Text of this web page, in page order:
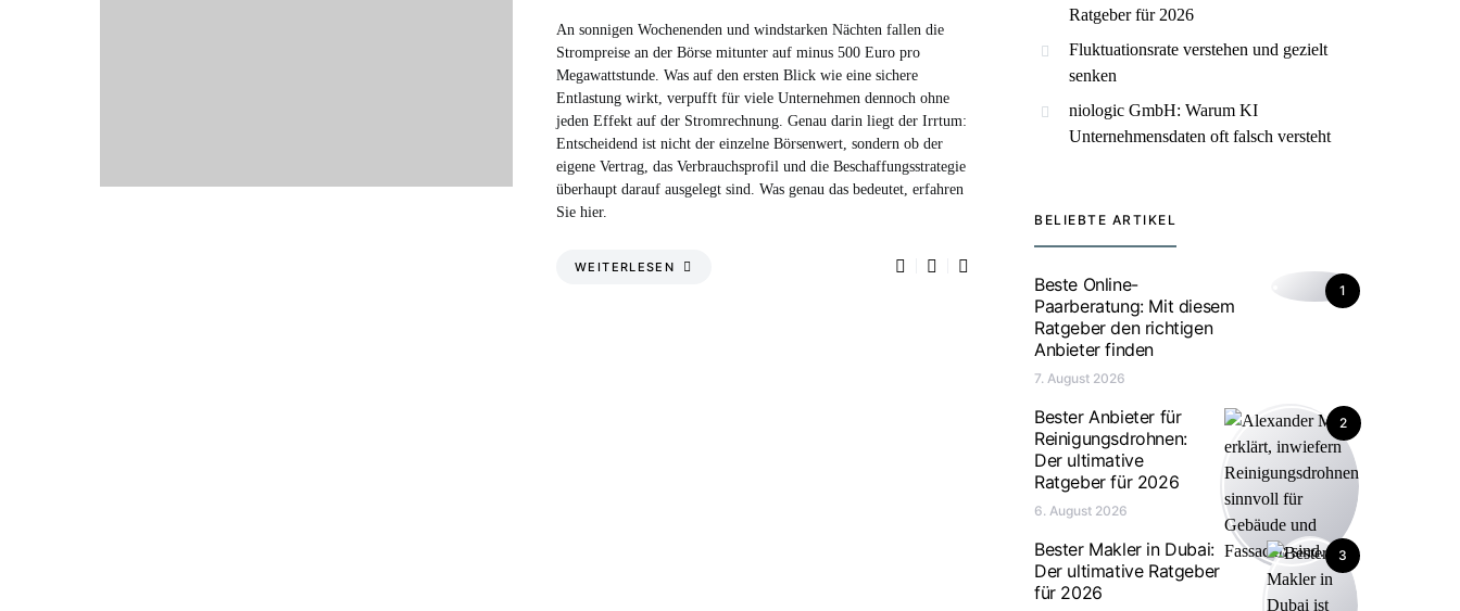
An sonnigen Wochenenden und windstarken Nächten fallen die
Strompreise an der Börse mitunter auf minus 500 Euro pro
Megawattstunde. Was auf den ersten Blick wie eine sichere
Entlastung wirkt, verpufft für viele Unternehmen dennoch ohne
jeden Effekt auf der Stromrechnung. Genau darin liegt der Irrtum:
Entscheidend ist nicht der einzelne Börsenwert, sondern ob der
eigene Vertrag, das Verbrauchsprofil und die Beschaffungsstrategie
überhaupt darauf ausgelegt sind. Was genau das bedeutet, erfahren
Sie hier.
WEITERLESEN
Ratgeber für 2026
Fluktuationsrate verstehen und gezielt
senken
niologic GmbH: Warum KI
Unternehmensdaten oft falsch versteht
BELIEBTE ARTIKEL
1
Beste Online-
Paarberatung: Mit diesem
Ratgeber den richtigen
Anbieter finden
7. August 2026
2
Bester Anbieter für
Reinigungsdrohnen:
Der ultimative
Ratgeber für 2026
6. August 2026
3
Bester Makler in Dubai:
Der ultimative Ratgeber
für 2026